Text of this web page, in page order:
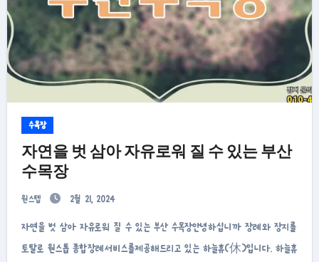
수목장
자연을 벗 삼아 자유로워 질 수 있는 부산
수목장
원스텝 2월 21, 2024
자연을 벗 삼아 자유로워 질 수 있는 부산 수목장안녕하십니까 장례와 장지를
토탈로 원스톱 종합장례서비스를제공해드리고 있는 하늘휴(休)입니다. 하늘휴